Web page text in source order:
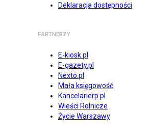
Deklaracja dostępności
PARTNERZY
E-kiosk.pl
E-gazety.pl
Nexto.pl
Mała księgowość
Kancelarierp.pl
Wieści Rolnicze
Życie Warszawy